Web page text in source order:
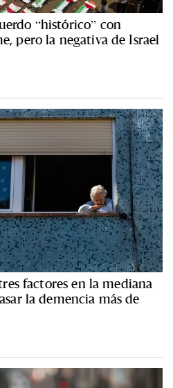
“histórico” con
pero la negativa de Israel
factores en la mediana
la demencia más de